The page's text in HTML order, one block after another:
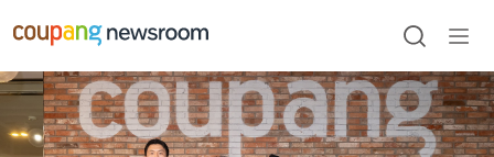
건너뛰기
검색
열기
메인
포스트